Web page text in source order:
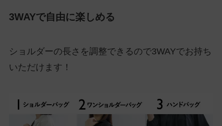
3WAYで自由に楽しめる
ショルダーの長さを調整できるので3WAYでお持ち
いただけます！